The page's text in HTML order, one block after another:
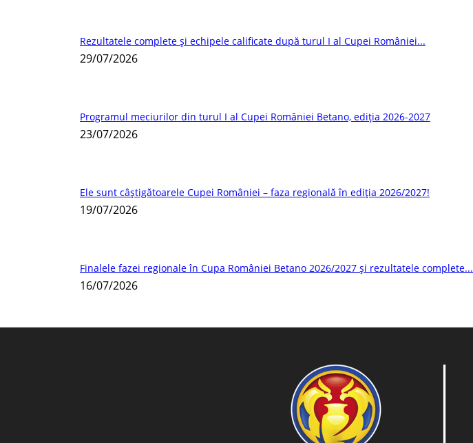
Rezultatele complete și echipele calificate după turul I al Cupei României...
29/07/2026
Programul meciurilor din turul I al Cupei României Betano, ediția 2026-2027
23/07/2026
Ele sunt câștigătoarele Cupei României – faza regională în ediția 2026/2027!
19/07/2026
Finalele fazei regionale în Cupa României Betano 2026/2027 și rezultatele complete...
16/07/2026